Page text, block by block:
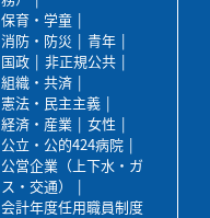
保育・学童
消防・防災
青年
国政
非正規公共
組織・共済
憲法・民主主義
経済・産業
女性
公立・公的424病院
公営企業（上下水・ガ
ス・交通）
会計年度任用職員制度